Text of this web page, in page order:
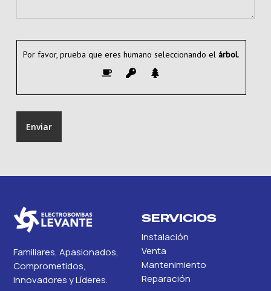
Por favor, prueba que eres humano seleccionando elárbol.
Familiares, Apasionados,
Comprometidos,
Innovadores y Líderes.
SERVICIOS
Instalación
Venta
Mantenimiento
Reparación